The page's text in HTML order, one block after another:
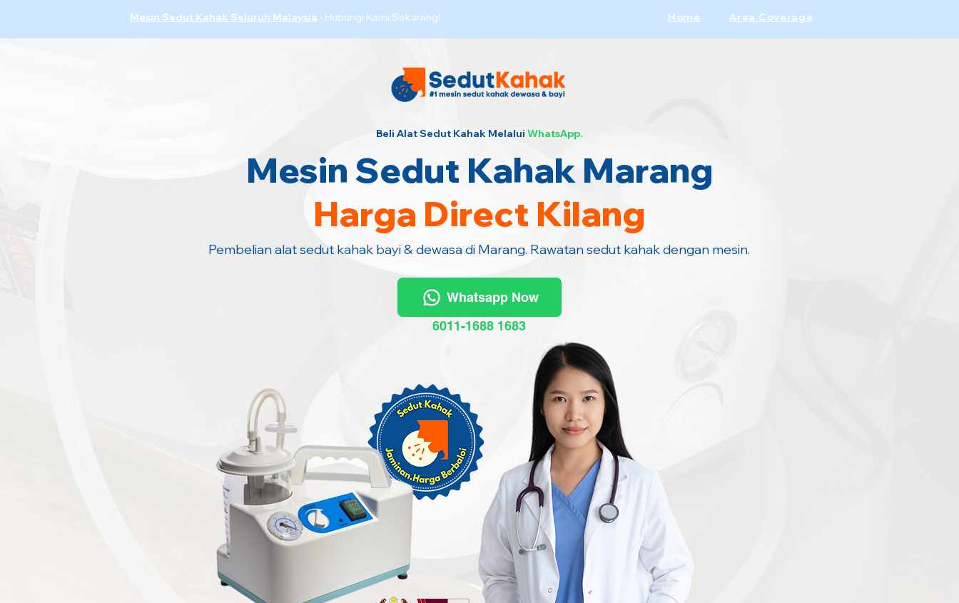
Mesin Sedut Kahak Seluruh Malaysia · Hubungi Kami Sekarang! Home Area Coverage
Beli Alat Sedut Kahak Melalui WhatsApp.
Mesin Sedut Kahak Marang
Harga Direct Kilang
Pembelian alat sedut kahak bayi & dewasa di Marang. Rawatan sedut kahak dengan mesin.
Whatsapp Now
6011-1688 1683